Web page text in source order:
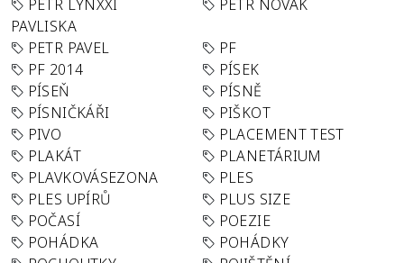
PETR LYNXXI
PAVLISKA
PETR NOVÁK
PETR PAVEL
PF
PF 2014
PÍSEK
PÍSEŇ
PÍSNĚ
PÍSNIČKÁŘI
PIŠKOT
PIVO
PLACEMENT TEST
PLAKÁT
PLANETÁRIUM
PLAVKOVÁSEZONA
PLES
PLES UPÍRŮ
PLUS SIZE
POČASÍ
POEZIE
POHÁDKA
POHÁDKY